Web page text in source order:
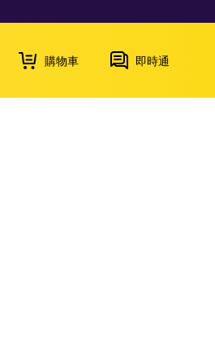
購物車 即時通